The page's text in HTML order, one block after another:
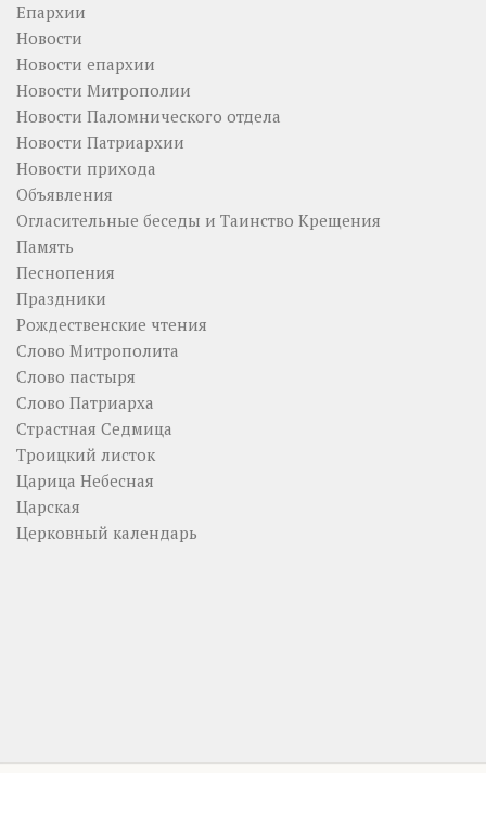
Епархии
Новости
Новости епархии
Новости Митрополии
Новости Паломнического отдела
Новости Патриархии
Новости прихода
Объявления
Огласительные беседы и Таинство Крещения
Память
Песнопения
Праздники
Рождественские чтения
Слово Митрополита
Слово пастыря
Слово Патриарха
Страстная Седмица
Троицкий листок
Царица Небесная
Царская
Церковный календарь